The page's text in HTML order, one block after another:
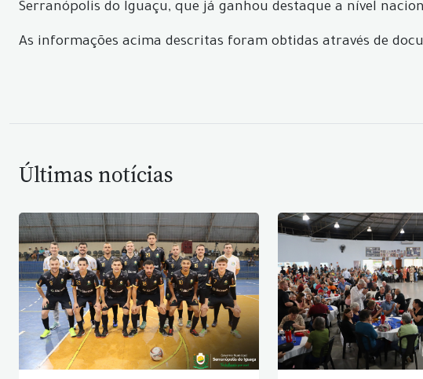
Serranópolis do Iguaçu, que já ganhou destaque a nível
As informações acima descritas foram obtidas através de
Últimas notícias